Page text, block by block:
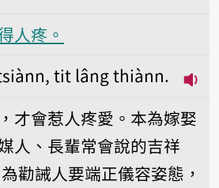
人疼。
tit lâng thiànn.
才會惹人疼愛。本為嫁娶
人、長輩常會說的吉祥
勸誡人要端正儀容姿態，